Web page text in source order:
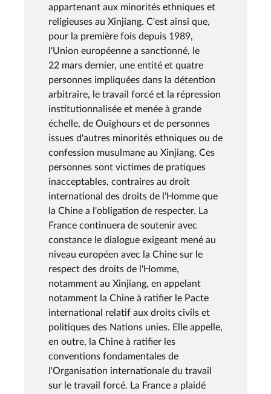
appartenant aux minorités ethniques et
religieuses au Xinjiang. C'est ainsi que,
pour la première fois depuis 1989,
l'Union européenne a sanctionné, le
22 mars dernier, une entité et quatre
personnes impliquées dans la détention
arbitraire, le travail forcé et la répression
institutionnalisée et menée à grande
échelle, de Ouïghours et de personnes
issues d'autres minorités ethniques ou de
confession musulmane au Xinjiang. Ces
personnes sont victimes de pratiques
inacceptables, contraires au droit
international des droits de l'Homme que
la Chine a l'obligation de respecter. La
France continuera de soutenir avec
constance le dialogue exigeant mené au
niveau européen avec la Chine sur le
respect des droits de l'Homme,
notamment au Xinjiang, en appelant
notamment la Chine à ratifier le Pacte
international relatif aux droits civils et
politiques des Nations unies. Elle appelle,
en outre, la Chine à ratifier les
conventions fondamentales de
l'Organisation internationale du travail
sur le travail forcé. La France a plaidé